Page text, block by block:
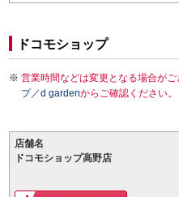
ドコモショップ
営業時間などは変更となる場合が
プ／d gardenからご確認ください。
店舗名
ドコモショップ高野店